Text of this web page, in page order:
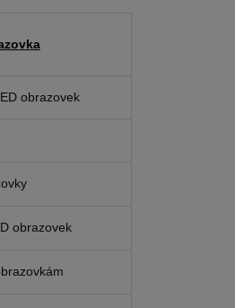
obrazovek
obrazovek